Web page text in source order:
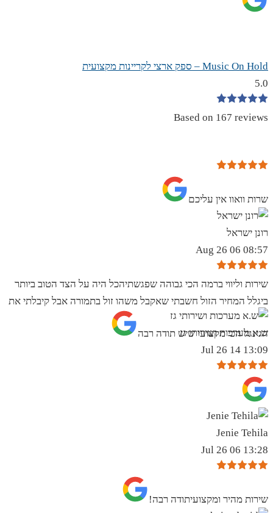
Music On Hold – ספק ארצי לקריינות מקצועית
5.0
Based on 167 reviews
שרות וואוו אין עליכם
רונן ישראל
08:57 06 Aug 26
שירות וליווי ברמה הכי גבוהה שפגשתיהכל היה על הצד הטוב ביותר
ביגלל המחיר הזול חשבתי שאקבל משהו זול בתמורה אבל קיבלתי את
הגינגל הכי מקצועי שיש תודה רבה
ש.א מערכות ושירותי גז
13:09 14 Jul 26
Jenie Tehila
13:28 06 Jul 26
שירות מהיר ומקצועיתודה רבה!